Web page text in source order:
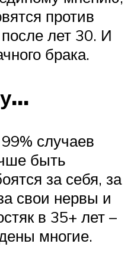
против
лет 30. И
брака.
случаев
быть
за себя, за
свои нервы и
в 35+ лет –
многие.